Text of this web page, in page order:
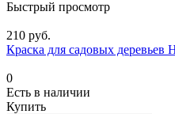
Быстрый просмотр
210 руб.
Краска для садовых деревьев
0
Есть в наличии
Купить